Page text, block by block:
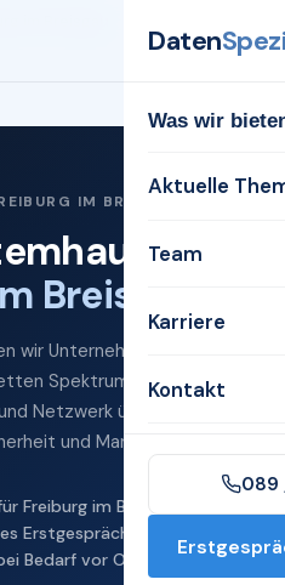
Daten
Was wir
Aktuelle
Team
Karriere
Kontakt
089
IM BREISGAU
für
Breisgau
wir Unternehmen in Freiburg
Spektrum professioneller
Netzwerk über Cloud und
und Managed Services.
Freiburg im Breisgau
Erstgespräch
Bedarf vor Ort